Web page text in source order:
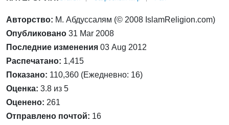
Авторство: М. Абдуссалям (© 2008 IslamReligion.com)
Опубликовано 31 Mar 2008
Последние изменения 03 Aug 2012
Распечатано: 1,415
Показано: 110,360 (Ежедневно: 16)
Оценка: 3.8 из 5
Оценено: 261
Отправлено почтой: 16